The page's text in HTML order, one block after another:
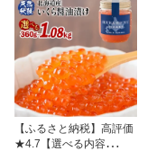
【ふるさと納税】高評価
★4.7【選べる内容